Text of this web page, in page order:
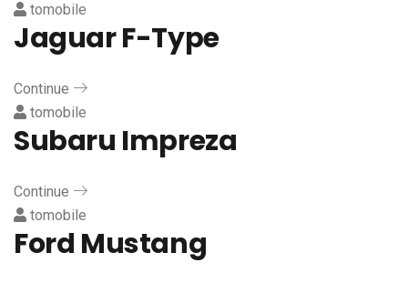
tomobile
Jaguar F-Type
Continue
tomobile
Subaru Impreza
Continue
tomobile
Ford Mustang